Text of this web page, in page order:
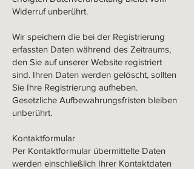
Widerruf unberührt.
Wir speichern die bei der Registrierung
erfassten Daten während des Zeitraums,
den Sie auf unserer Website registriert
sind. Ihren Daten werden gelöscht, sollten
Sie Ihre Registrierung aufheben.
Gesetzliche Aufbewahrungsfristen bleiben
unberührt.
Kontaktformular
Per Kontaktformular übermittelte Daten
werden einschließlich Ihrer Kontaktdaten